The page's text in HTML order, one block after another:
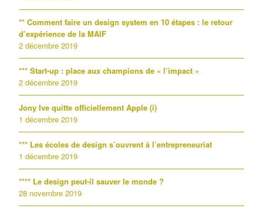
** Comment faire un design system en 10 étapes : le retour
d’expérience de la MAIF
2 décembre 2019
*** Start-up : place aux champions de « l’impact »
2 décembre 2019
Jony Ive quitte officiellement Apple (i)
1 décembre 2019
*** Les écoles de design s’ouvrent à l’entrepreneuriat
1 décembre 2019
**** Le design peut-il sauver le monde ?
28 novembre 2019